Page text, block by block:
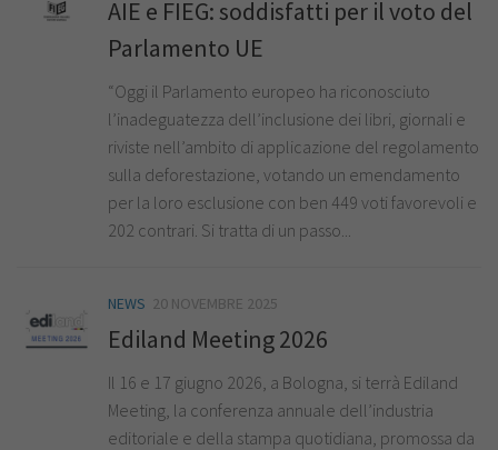
AIE e FIEG: soddisfatti per il voto del
Parlamento UE
“Oggi il Parlamento europeo ha riconosciuto
l’inadeguatezza dell’inclusione dei libri, giornali e
riviste nell’ambito di applicazione del regolamento
sulla deforestazione, votando un emendamento
per la loro esclusione con ben 449 voti favorevoli e
202 contrari. Si tratta di un passo...
NEWS 20 NOVEMBRE 2025
Ediland Meeting 2026
Il 16 e 17 giugno 2026, a Bologna, si terrà Ediland
Meeting, la conferenza annuale dell’industria
editoriale e della stampa quotidiana, promossa da